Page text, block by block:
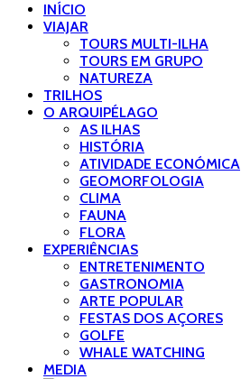
INÍCIO
VIAJAR
TOURS MULTI-ILHA
TOURS EM GRUPO
NATUREZA
TRILHOS
O ARQUIPÉLAGO
AS ILHAS
HISTÓRIA
ATIVIDADE ECONÓMICA
GEOMORFOLOGIA
CLIMA
FAUNA
FLORA
EXPERIÊNCIAS
ENTRETENIMENTO
GASTRONOMIA
ARTE POPULAR
FESTAS DOS AÇORES
GOLFE
WHALE WATCHING
MEDIA